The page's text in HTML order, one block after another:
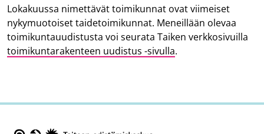
Lokakuussa nimettävät toimikunnat ovat viimeiset
nykymuotoiset taidetoimikunnat. Meneillään olevaa
toimikuntauudistusta voi seurata Taiken verkkosivuilla
toimikuntarakenteen uudistus -sivulla.